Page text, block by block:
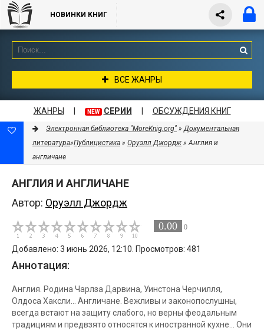
НОВИНКИ КНИГ
ВСЕ ЖАНРЫ
ЖАНРЫ NEW СЕРИИ ОБСУЖДЕНИЯ КНИГ
Электронная библиотека "MoreKnig.org" »Документальная
литература»Публицистика » Оруэлл Джордж » Англия и
англичане
АНГЛИЯ И АНГЛИЧАНЕ
Автор: Оруэлл Джордж
0.00 0
Добавлено: 3 июнь 2026, 12:10. Просмотров: 481
Аннотация:
Англия. Родина Чарлза Дарвина, Уинстона Черчилля,
Олдоса Хаксли... Англичане. Вежливы и законопослушны,
всегда встают на защиту слабого, но верны феодальным
традициям и предвзято относятся к иностранной кухне... Они